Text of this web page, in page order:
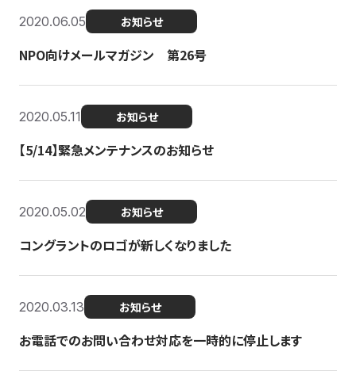
2020.06.05 お知らせ
NPO向けメールマガジン 第26号
2020.05.11 お知らせ
【5/14】緊急メンテナンスのお知らせ
2020.05.02 お知らせ
コングラントのロゴが新しくなりました
2020.03.13 お知らせ
お電話でのお問い合わせ対応を一時的に停止します